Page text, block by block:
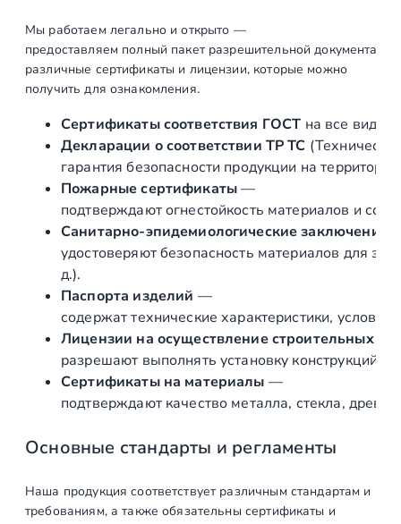
а
н
е
ц
о
Мы работаем легально и открыто —
предоставляем полный пакет разрешительной
различные сертификаты и лицензии, которые можно
получить для ознакомления.
Сертификаты соответствия ГОСТ на все виды
Декларации о соответствии ТР ТС
гарантия безопасности продукции на
Пожарные сертификаты—
подтверждают огнестойкость материалов и
Санитарно‑эпидемиологические заключения
удостоверяют безопасность материалов для
д.).
Паспорта изделий —
содержат технические характеристики,
Лицензии на осуществление строительных и
разрешают выполнять установку конструкций
Сертификаты на материалы —
подтверждают качество металла, стекла,
Основные стандарты и регламенты
Наша продукция соответствует различным стандартам и
требованиям, а также обязательны сертификаты и